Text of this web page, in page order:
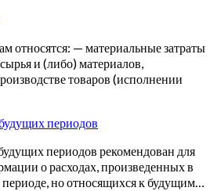
относятся: — материальные затраты
и (либо) материалов,
товаров (исполнении
периодов
периодов рекомендован для
о расходах, произведенных в
но относящихся к будущим…